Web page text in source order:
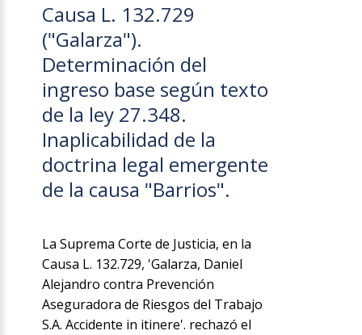
Causa L. 132.729
("Galarza").
Determinación del
ingreso base según texto
de la ley 27.348.
Inaplicabilidad de la
doctrina legal emergente
de la causa "Barrios".
La Suprema Corte de Justicia, en la
Causa L. 132.729, 'Galarza, Daniel
Alejandro contra Prevención
Aseguradora de Riesgos del Trabajo
S.A. Accidente in itinere'. rechazó el